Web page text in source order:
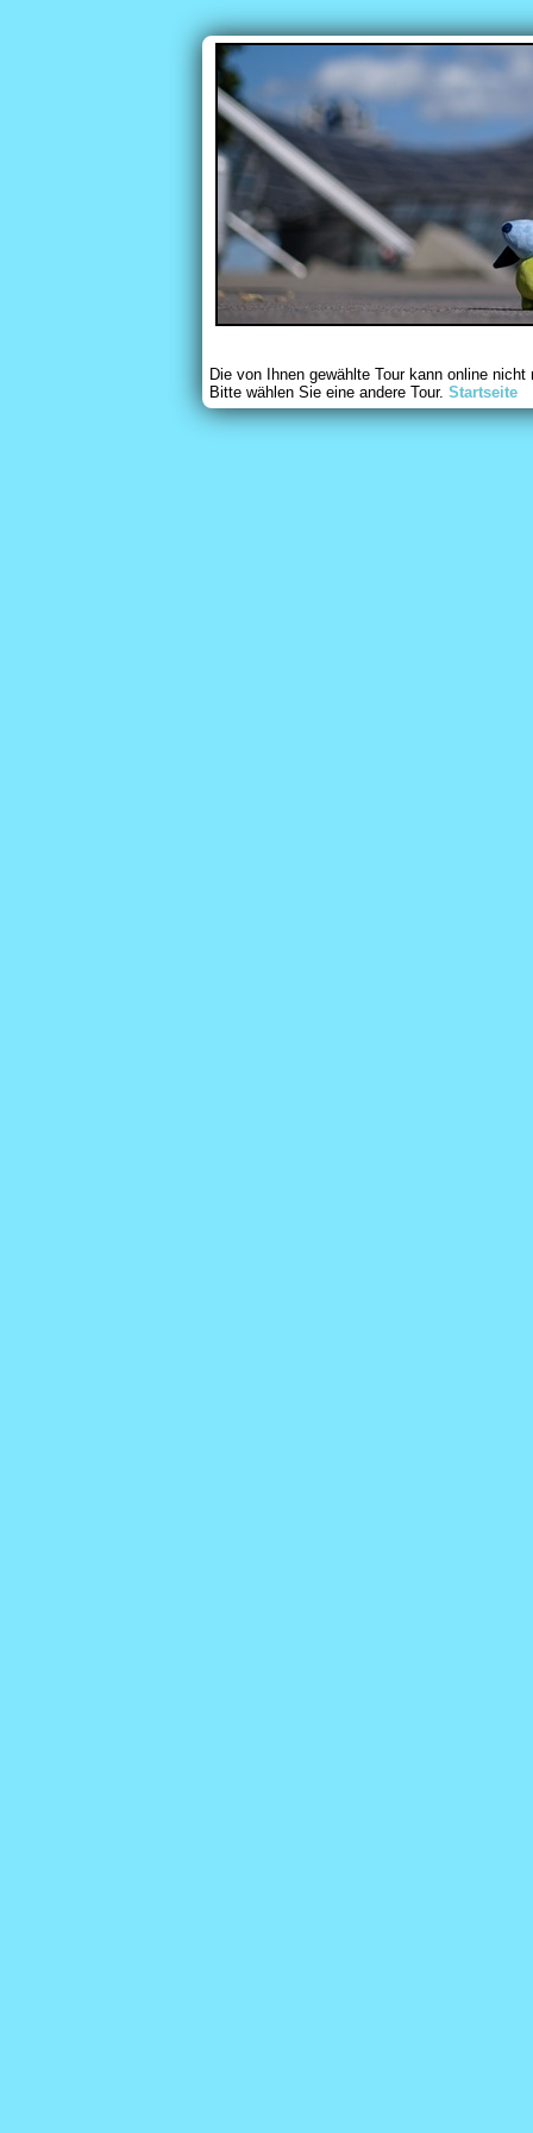
Die von Ihnen gewählte Tour kann online nicht
Bitte wählen Sie eine andere Tour. Startseite